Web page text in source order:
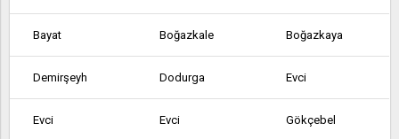
Bayat Boğazkale Boğazkaya
Demirşeyh Dodurga Evci
Evci Evci Gökçebel